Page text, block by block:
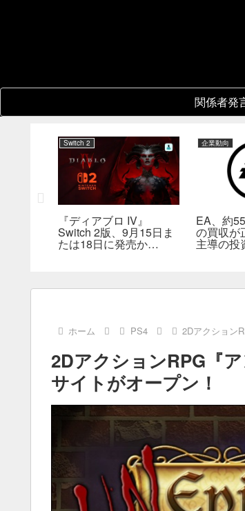
関係者発
Switch 2
『ディアブロ IV』
Switch 2版、9月15日ま
たは18日に発売か
企業動向
EA、約
の買収
主導の投
ホーム PS4 2Dアクション
2DアクションRPG『
サイトがオープン！